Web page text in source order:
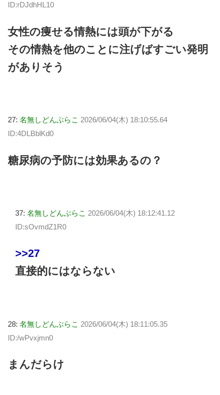
ID:rDJdhHL10
女性の痩せる情熱には頭が下がる
その情熱を他のことに注げばすごい発明
がありそう
27: 名無しどんぶらこ 2026/06/04(木) 18:10:55.64
ID:4DLBblKd0
糖尿病の予防には効果あるの？
37: 名無しどんぶらこ 2026/06/04(木) 18:12:41.12
ID:sOvmdZ1R0
>>27
直接的にはならない
28: 名無しどんぶらこ 2026/06/04(木) 18:11:05.35
ID:/wPvxjmn0
まんだらけ